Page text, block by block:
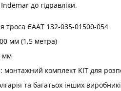
до гідравліки.
троса ЄААТ 132-035-01500-054
мм (1,5 метра)
мм
монтажний комплект KIT для
та багатьох інших